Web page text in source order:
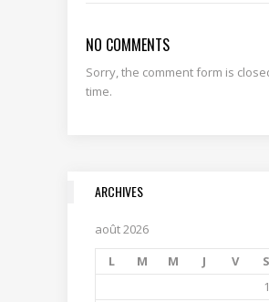
NO COMMENTS
Sorry, the comment form is
time.
ARCHIVES
août 2026
L
M M J V S
1